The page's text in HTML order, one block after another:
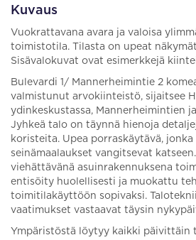
Kuvaus
Vuokrattavana avara ja valoisa
toimistotila. Tilasta on upeat
Sisävalokuvat ovat esimerkkejä
Bulevardi 1/ Mannerheimintie 2
valmistunut arvokiinteistö, sijaitsee
ydinkeskustassa, Mannerheimintien
Jyhkeä talo on täynnä hienoja
koristeita. Upea porraskäytävä,
seinämaalaukset vangitsevat
viehättävänä asuinrakennuksena
entisöity huolellisesti ja muokattu
toimitilakäyttöön sopivaksi.
vaatimukset vastaavat täysin
Ympäristöstä löytyy kaikki päivittäin